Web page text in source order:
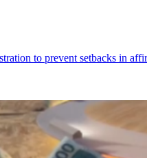
to prevent setbacks in